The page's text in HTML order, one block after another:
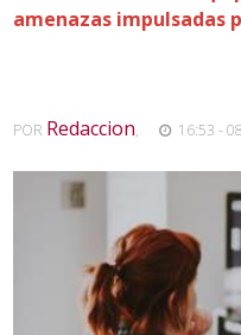
amenazas
POR Redaccion, 16:53 -